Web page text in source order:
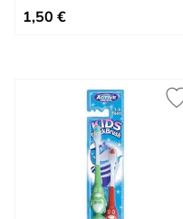
1,50 €